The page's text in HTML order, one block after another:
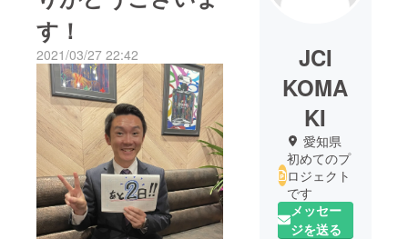
す！
2021/03/27 22:42
JCI
KOMA
KI
愛知県
初めてのプ
ロジェクト
です
メッセー
ジを送る